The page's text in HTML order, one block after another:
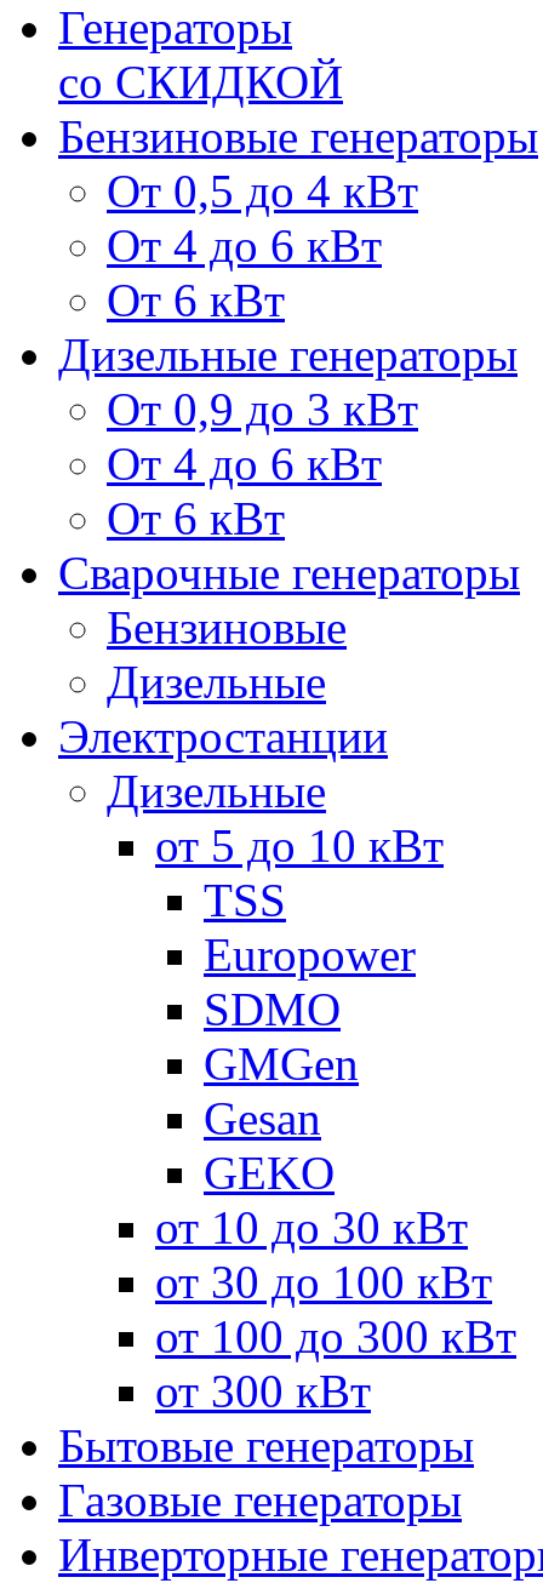
Генераторы
со СКИДКОЙ
Бензиновые генераторы
От 0,5 до 4 кВт
От 4 до 6 кВт
От 6 кВт
Дизельные генераторы
От 0,9 до 3 кВт
От 4 до 6 кВт
От 6 кВт
Сварочные генераторы
Бензиновые
Дизельные
Электростанции
Дизельные
от 5 до 10 кВт
TSS
Europower
SDMO
GMGen
Gesan
GEKO
от 10 до 30 кВт
от 30 до 100 кВт
от 100 до 300 кВт
от 300 кВт
Бытовые генераторы
Газовые генераторы
Инверторные